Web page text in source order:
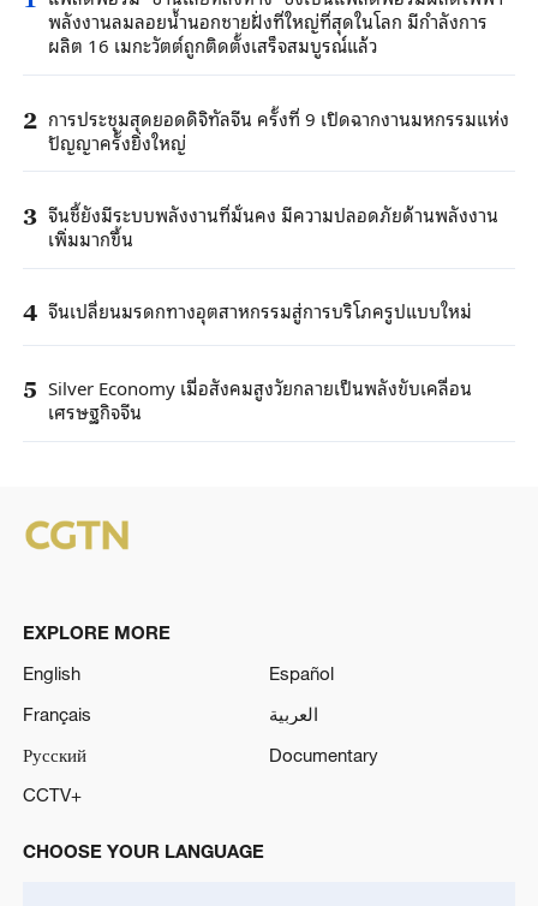
พลังงานลมลอยน้ำนอกชายฝั่งที่ใหญ่ที่สุดในโลก มีกำลังการ
ผลิต 16 เมกะวัตต์ถูกติดตั้งเสร็จสมบูรณ์แล้ว
2 การประชุมสุดยอดดิจิทัลจีน ครั้งที่ 9 เปิดฉากงานมหกรรมแห่ง
ปัญญาครั้งยิ่งใหญ่
3 จีนชี้ยังมีระบบพลังงานที่มั่นคง มีความปลอดภัยด้านพลังงาน
เพิ่มมากขึ้น
4 จีนเปลี่ยนมรดกทางอุตสาหกรรมสู่การบริโภครูปแบบใหม่
5 Silver Economy เมื่อสังคมสูงวัยกลายเป็นพลังขับเคลื่อน
เศรษฐกิจจีน
EXPLORE MORE
English
Español
Français
العربية
Русский
Documentary
CCTV+
CHOOSE YOUR LANGUAGE